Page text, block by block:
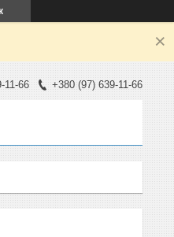
11-66 +380 (97) 639-11-66